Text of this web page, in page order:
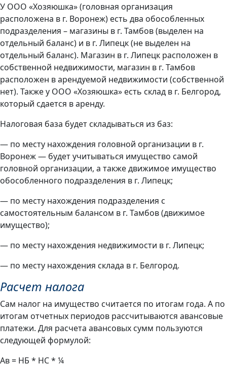
У ООО «Хозяюшка» (головная организация
расположена в г. Воронеж) есть два обособленных
подразделения – магазины в г. Тамбов (выделен на
отдельный баланс) и в г. Липецк (не выделен на
отдельный баланс). Магазин в г. Липецк расположен в
собственной недвижимости, магазин в г. Тамбов
расположен в арендуемой недвижимости (собственной
нет). Также у ООО «Хозяюшка» есть склад в г. Белгород,
который сдается в аренду.
Налоговая база будет складываться из баз:
— по месту нахождения головной организации в г.
Воронеж — будет учитываться имущество самой
головной организации, а также движимое имущество
обособленного подразделения в г. Липецк;
— по месту нахождения подразделения с
самостоятельным балансом в г. Тамбов (движимое
имущество);
— по месту нахождения недвижимости в г. Липецк;
— по месту нахождения склада в г. Белгород.
Расчет налога
Сам налог на имущество считается по итогам года. А по
итогам отчетных периодов рассчитываются авансовые
платежи. Для расчета авансовых сумм пользуются
следующей формулой:
Ав = НБ * НС * ¼